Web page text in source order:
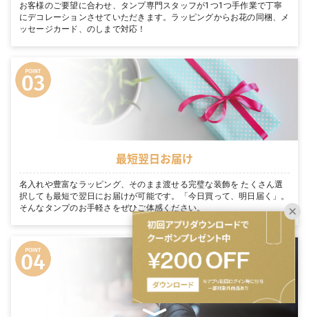
お客様のご要望に合わせ、タンプ専門スタッフが1つ1つ手作業で丁寧
にデコレーションさせていただきます。ラッピングからお花の同梱、メ
ッセージカード、のしまで対応！
最短翌日お届け
名入れや豊富なラッピング、そのまま渡せる完璧な装飾を たくさん選
択しても最短で翌日にお届けが可能です。「今日買って、明日届く」。
そんなタンプのお手軽さをぜひご体感ください。